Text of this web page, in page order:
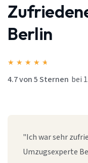
Berlin
★ ★ ★ ★ ★
4.7 von 5 Sternen bei
"Ich war sehr
Umzugsexperte